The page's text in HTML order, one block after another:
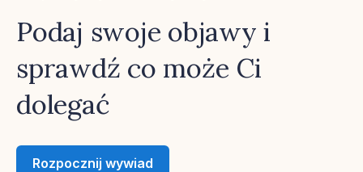
Podaj swoje objawy i
sprawdź co może Ci
dolegać
Rozpocznij wywiad